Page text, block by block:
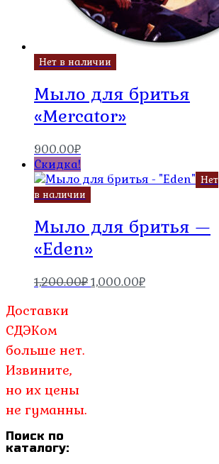
Нет в наличии
Мыло для бритья
«Mercator»
900.00₽
Скидка!
Нет
в наличии
Мыло для бритья —
«Eden»
1,200.00₽Первоначальная
1,000.00₽Текущая
Доставки
СДЭКом
больше нет.
Извините,
но их цены
не гуманны.
Поиск по
каталогу: